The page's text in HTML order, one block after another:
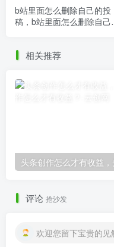
b站里面怎么删除自己的投
稿，b站里面怎么删除自己
相关推荐
评论 抢沙发
欢迎您留下宝贵的见